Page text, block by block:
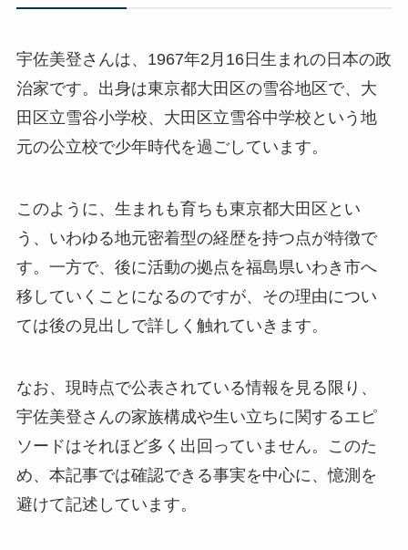
宇佐美登さんは、1967年2月16日生まれの日本の政
治家です。出身は東京都大田区の雪谷地区で、大
田区立雪谷小学校、大田区立雪谷中学校という地
元の公立校で少年時代を過ごしています。
このように、生まれも育ちも東京都大田区とい
う、いわゆる地元密着型の経歴を持つ点が特徴で
す。一方で、後に活動の拠点を福島県いわき市へ
移していくことになるのですが、その理由につい
ては後の見出しで詳しく触れていきます。
なお、現時点で公表されている情報を見る限り、
宇佐美登さんの家族構成や生い立ちに関するエピ
ソードはそれほど多く出回っていません。このた
め、本記事では確認できる事実を中心に、憶測を
避けて記述しています。